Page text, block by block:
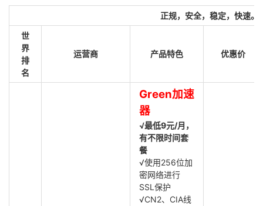
正规，安全，稳定，快速。
世
界
排
名
运营商 产品特色 优惠价
Green加速
器
√最低9元/月，
有不限时间套
餐
√使用256位加
密网络进行
SSL保护
√CN2、CIA线